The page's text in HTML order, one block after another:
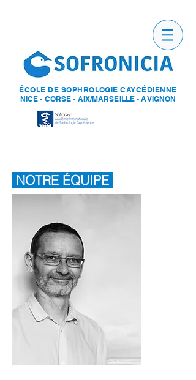
ÉCOLE DE SOPHROLOGIE CAYCÉDIENNE
NICE - CORSE - AIX/MARSEILLE - AVIGNON
NOTRE ÉQUIPE